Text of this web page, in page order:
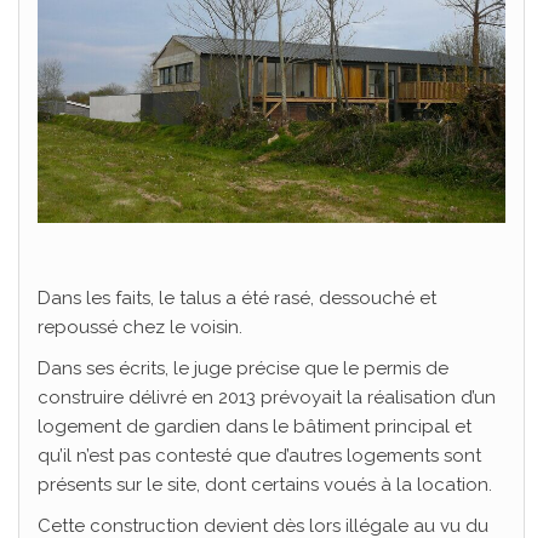
Dans les faits, le talus a été rasé, dessouché et
repoussé chez le voisin.
Dans ses écrits, le juge précise que le permis de
construire délivré en 2013 prévoyait la réalisation d’un
logement de gardien dans le bâtiment principal et
qu’il n’est pas contesté que d’autres logements sont
présents sur le site, dont certains voués à la location.
Cette construction devient dès lors illégale au vu du